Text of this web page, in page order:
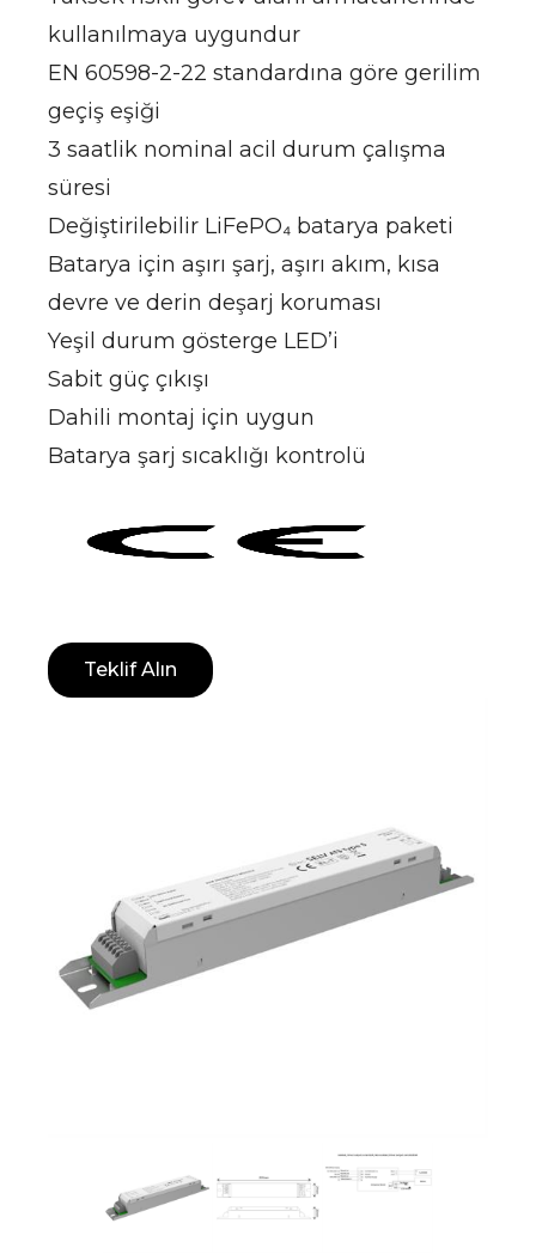
kullanılmaya uygundur
EN 60598-2-22 standardına göre gerilim
geçiş eşiği
3 saatlik nominal acil durum çalışma
süresi
Değiştirilebilir LiFePO₄ batarya paketi
Batarya için aşırı şarj, aşırı akım, kısa
devre ve derin deşarj koruması
Yeşil durum gösterge LED’i
Sabit güç çıkışı
Dahili montaj için uygun
Batarya şarj sıcaklığı kontrolü
Teklif Alın